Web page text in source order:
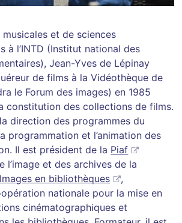
et de sciences
à l’INTD (Institut national des
Jean-Yves de Lépinay
de films à la Vidéothèque de
le Forum des images) en 1985
constitution des collections de films.
direction des programmes du
programmation et l’animation des
Il est président de la Piaf
l’image et des archives de la
Images en bibliothèques
,
nationale pour la mise en
cinématographiques et